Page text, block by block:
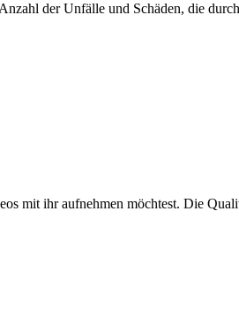
der Unfälle und Schäden, die
mit ihr aufnehmen möchtest. Die